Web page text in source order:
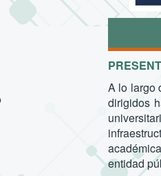
A lo largo
dirigidos
entidad